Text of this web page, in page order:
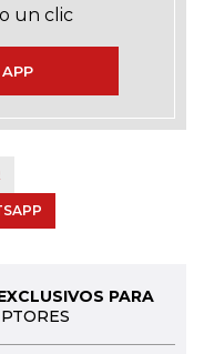
un clic
PARA